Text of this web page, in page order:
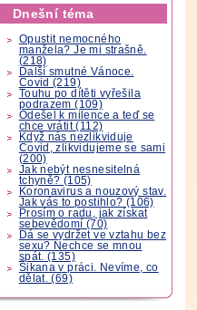
Dnešní téma
Opustit nemocného
manžela? Je mi strašně.
(218)
Další smutné Vánoce.
Covid (219)
Touhu po dítěti vyřešila
podrazem (109)
Odešel k milence a teď se
chce vrátit (112)
Když nás nezlikviduje
Covid, zlikvidujeme se sami
(200)
Jak nebýt nesnesitelná
tchyně? (105)
Koronavirus a nouzový stav.
Jak vás to postihlo? (106)
Prosím o radu, jak získat
sebevědomí (70)
Dá se vydržet ve vztahu bez
sexu? Nechce se mnou
spát. (135)
Šikana v práci. Nevíme, co
dělat. (69)